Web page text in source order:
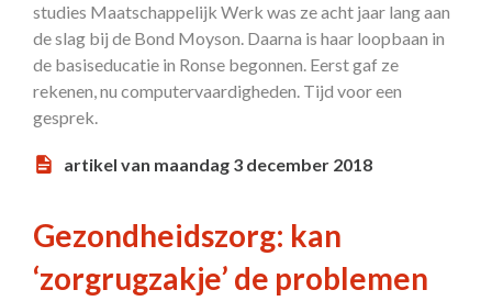
studies Maatschappelijk Werk was ze acht jaar lang aan
de slag bij de Bond Moyson. Daarna is haar loopbaan in
de basiseducatie in Ronse begonnen. Eerst gaf ze
rekenen, nu computervaardigheden. Tijd voor een
gesprek.
artikel van maandag 3 december 2018
Gezondheidszorg: kan
‘zorgrugzakje’ de problemen